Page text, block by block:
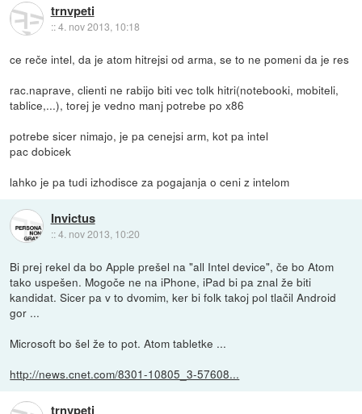
trnvpeti
::4. nov 2013, 10:18
ce reče intel, da je atom hitrejsi od arma, se to ne pomeni da je res
rac.naprave, clienti ne rabijo biti vec tolk hitri(notebooki, mobiteli,
tablice,...), torej je vedno manj potrebe po x86
potrebe sicer nimajo, je pa cenejsi arm, kot pa intel
pac dobicek
lahko je pa tudi izhodisce za pogajanja o ceni z intelom
Invictus
::4. nov 2013, 10:20
Bi prej rekel da bo Apple prešel na "all Intel device", če bo Atom
tako uspešen. Mogoče ne na iPhone, iPad bi pa znal že biti
kandidat. Sicer pa v to dvomim, ker bi folk takoj pol tlačil Android
gor ...
Microsoft bo šel že to pot. Atom tabletke ...
http://news.cnet.com/8301-10805_3-57608...
trnvpeti